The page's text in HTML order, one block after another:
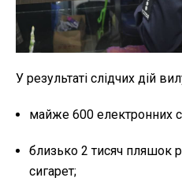
У результаті слідчих дій
майже 600 електронних
близько 2 тисяч пляшок
сигарет;